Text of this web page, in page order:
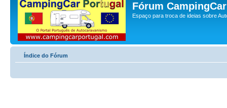
Fórum
Espaço para troca de ideias sobre
Índice do Fórum